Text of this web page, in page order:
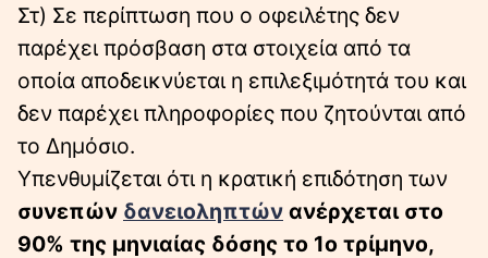
Στ) Σε περίπτωση που ο οφειλέτης δεν
παρέχει πρόσβαση στα στοιχεία από τα
οποία αποδεικνύεται η επιλεξιμότητά του και
δεν παρέχει πληροφορίες που ζητούνται από
το Δημόσιο.
Yπενθυμίζεται ότι η κρατική επιδότηση των
συνεπών δανειοληπτών ανέρχεται στο
90% της μηνιαίας δόσης το 1ο τρίμηνο,